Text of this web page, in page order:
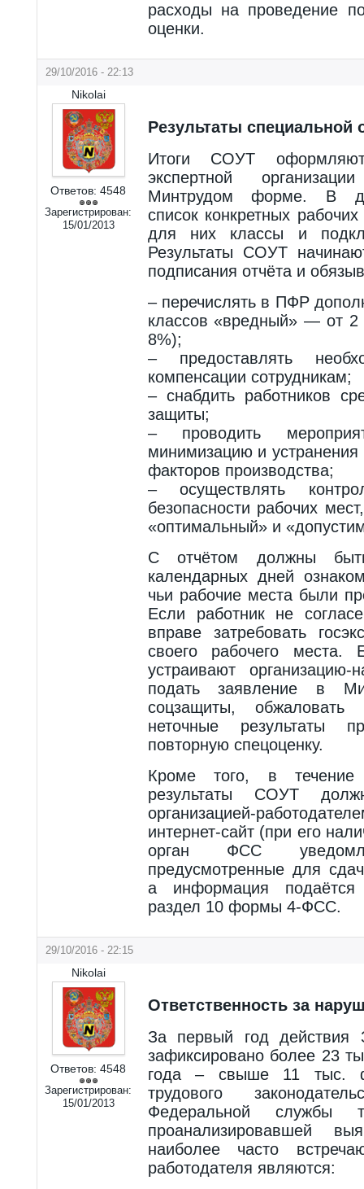
расходы на проведение
оценки.
29/10/2016 - 22:13
Nikolai
Ответов: 4548
Зарегистрирован:
15/01/2013
Результаты специальной
Итоги СОУТ
экспертной
Минтрудом форме. В
список конкретных
для них классы и
Результаты СОУТ
подписания отчёта и
– перечислять в ПФР
классов «вредный» — от
8%);
– предоставлять
компенсации сотрудникам;
– снабдить работников
защиты;
– проводить
минимизацию и устранения
факторов производства;
– осуществлять
безопасности рабочих
«оптимальный» и
С отчётом должны
календарных дней
чьи рабочие места были
Если работник не
вправе затребовать
своего рабочего
устраивают
подать заявление в
соцзащиты, обжаловать
неточные результаты
повторную спецоценку.
Кроме того, в течение
результаты СОУТ
организацией-
интернет-сайт (при его
орган ФСС
предусмотренные для
а информация
раздел 10 формы 4-ФСС.
29/10/2016 - 22:15
Nikolai
Ответов: 4548
Зарегистрирован:
15/01/2013
Ответственность за
За первый год
зафиксировано более 23
года – свыше 11 тыс.
трудового
Федеральной службы
проанализировавшей
наиболее часто
работодателя являются: